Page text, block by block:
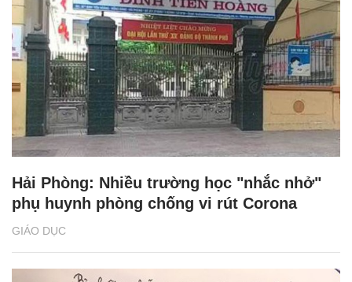
GIÁO DỤC
Hải Phòng: Nhiều trường học "nhắc nhở"
phụ huynh phòng chống vi rút Corona